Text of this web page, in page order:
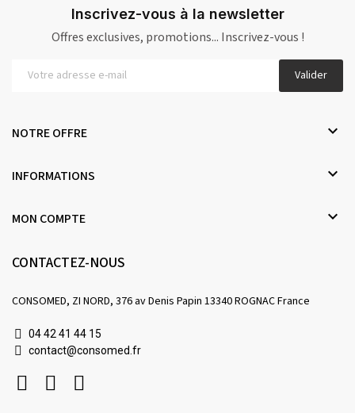
Inscrivez-vous à la newsletter
Offres exclusives, promotions... Inscrivez-vous !
Valider
NOTRE OFFRE 
INFORMATIONS 
MON COMPTE 
CONTACTEZ-NOUS
CONSOMED, ZI NORD, 376 av Denis Papin 13340 ROGNAC France
04 42 41 44 15
contact@consomed.fr